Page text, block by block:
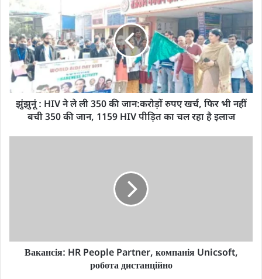
झुंझुनूं : HIV ने ले ली 350 की जान:करोड़ों रुपए खर्च, फिर भी नहीं
बची 350 की जान, 1159 HIV पीड़ित का चल रहा है इलाज
Вакансія: HR People Partner, компанія Unicsoft,
робота дистанційно